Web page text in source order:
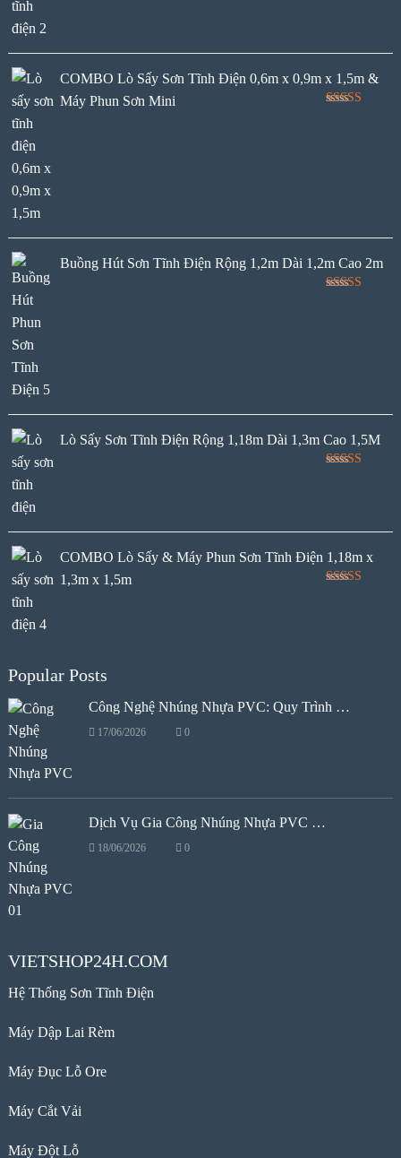
COMBO Lò Sấy Sơn Tĩnh Điện 0,6m x 0,9m x 1,5m &
Máy Phun Sơn Mini
Buồng Hút Sơn Tĩnh Điện Rộng 1,2m Dài 1,2m Cao 2m
Lò Sấy Sơn Tĩnh Điện Rộng 1,18m Dài 1,3m Cao 1,5M
COMBO Lò Sấy & Máy Phun Sơn Tĩnh Điện 1,18m x
1,3m x 1,5m
Popular Posts
Công Nghệ Nhúng Nhựa PVC: Quy Trình …
17/06/2026 0
Dịch Vụ Gia Công Nhúng Nhựa PVC …
18/06/2026 0
VIETSHOP24H.COM
Hệ Thống Sơn Tĩnh Điện
Máy Dập Lai Rèm
Máy Đục Lỗ Ore
Máy Cắt Vải
Máy Đột Lỗ